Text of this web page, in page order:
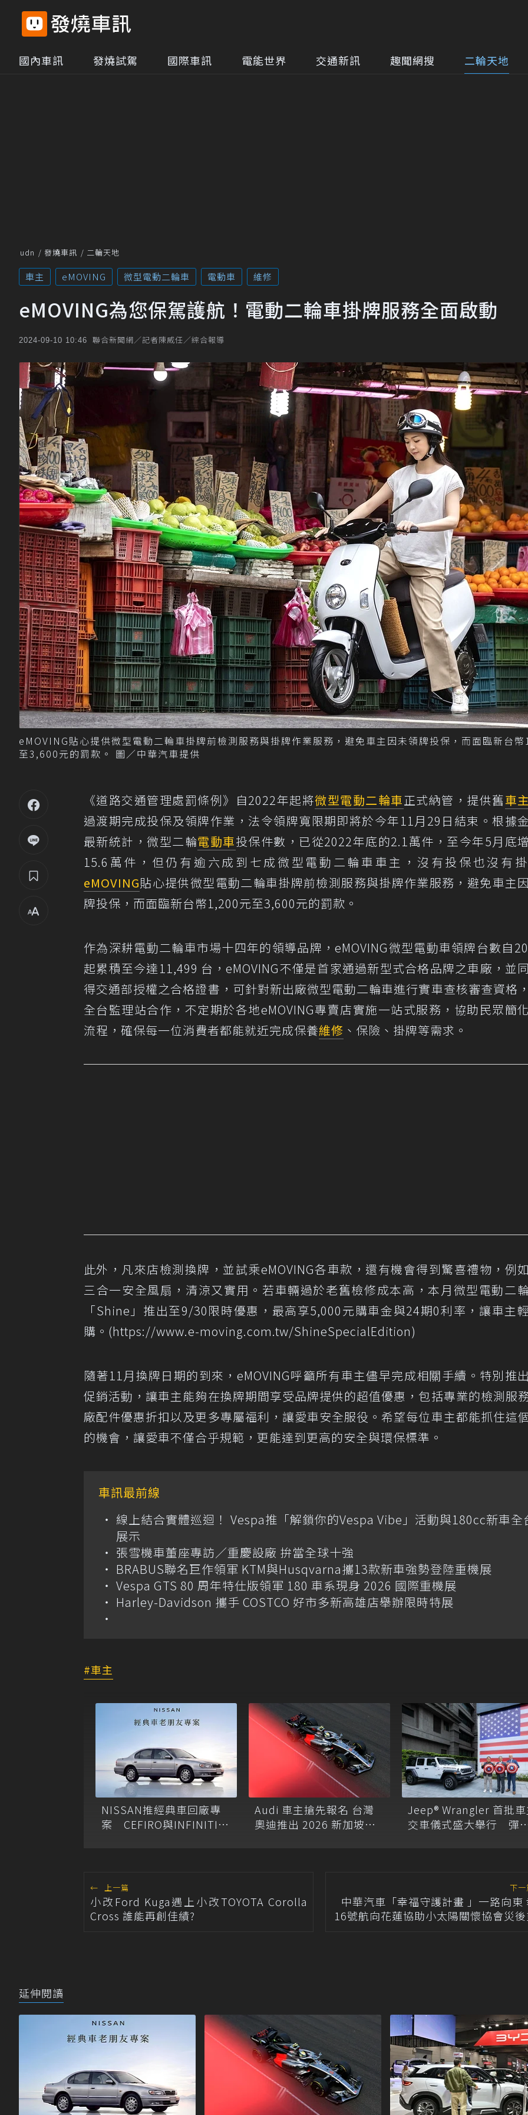
國內車訊 發燒試駕 國際車訊 電能世界 交通新訊 趣聞網搜 二輪天地
udn 發燒車訊 二輪天地
車主 eMOVING 微型電動二輪車 電動車 維修
eMOVING為您保駕護航！電動二輪車掛牌服務全面啟動
2024-09-10 10:46 聯合新聞網／記者陳威任／綜合報導
eMOVING貼心提供微型電動二輪車掛牌前檢測服務與掛牌作業服務，避免車主因未領牌投保，而面臨新台
至3,600元的罰款。 圖／中華汽車提供
《道路交通管理處罰條例》自2022年起將微型電動二輪車正式納管，提供舊車主
過渡期完成投保及領牌作業，法令領牌寬限期即將於今年11月29日結束。根據
最新統計，微型二輪電動車投保件數，已從2022年底的2.1萬件，至今年5月底
15.6萬件，但仍有逾六成到七成微型電動二輪車車主，沒有投保也沒有掛
eMOVING貼心提供微型電動二輪車掛牌前檢測服務與掛牌作業服務，避免車主
牌投保，而面臨新台幣1,200元至3,600元的罰款。
作為深耕電動二輪車市場十四年的領導品牌，eMOVING微型電動車領牌台數自
起累積至今達11,499 台，eMOVING不僅是首家通過新型式合格品牌之車廠，並
得交通部授權之合格證書，可針對新出廠微型電動二輪車進行實車查核審查資格
全台監理站合作，不定期於各地eMOVING專賣店實施一站式服務，協助民眾簡
流程，確保每一位消費者都能就近完成保養維修 、保險、掛牌等需求。
此外，凡來店檢測換牌，並試乘eMOVING各車款，還有機會得到驚喜禮物，例
三合一安全風扇，清涼又實用。若車輛過於老舊檢修成本高，本月微型電動二
「Shine」推出至9/30限時優惠，最高享5,000元購車金與24期0利率，讓車主
購。(https://www.e-moving.com.tw/ShineSpecialEdition)
隨著11月換牌日期的到來，eMOVING呼籲所有車主儘早完成相關手續。特別推
促銷活動，讓車主能夠在換牌期間享受品牌提供的超值優惠，包括專業的檢測服
廠配件優惠折扣以及更多專屬福利，讓愛車安全服役。希望每位車主都能抓住這
的機會，讓愛車不僅合乎規範，更能達到更高的安全與環保標準。
車訊最前線
線上結合實體巡迴！ Vespa推「解鎖你的Vespa Vibe」活動與180cc新車全
展示
張雪機車董座專訪／重慶設廠 拚當全球十強
BRABUS聯名巨作領軍 KTM與Husqvarna攜13款新車強勢登陸重機展
Vespa GTS 80 周年特仕版領軍 180 車系現身 2026 國際重機展
Harley-Davidson 攜手 COSTCO 好市多新高雄店舉辦限時特展
車主
NISSAN推經典車回廠專
案 CEFIRO與INFINITI老
Audi 車主搶先報名 台灣
奧迪推出 2026 新加坡大
Jeep® Wrangler 首批車
交車儀式盛大舉行 彈
← 上一篇
小改Ford Kuga遇上小改TOYOTA Corolla
Cross 誰能再創佳績?
下一
中華汽車「幸福守護計畫 」一路向東
16號航向花蓮協助小太陽關懷協會災
延伸閱讀